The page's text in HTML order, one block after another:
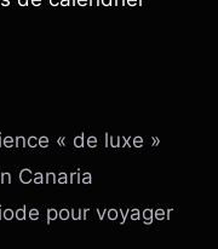
« de luxe »
Canaria
pour voyager